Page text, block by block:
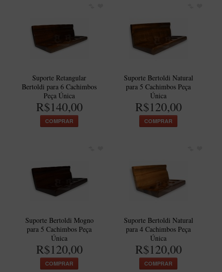
Suporte Retangular
Bertoldi para 6 Cachimbos
Peça Única
R$140,00
COMPRAR
Suporte Bertoldi Natural
para 5 Cachimbos Peça
Única
R$120,00
COMPRAR
Suporte Bertoldi Mogno
para 5 Cachimbos Peça
Única
R$120,00
COMPRAR
Suporte Bertoldi Natural
para 4 Cachimbos Peça
Única
R$120,00
COMPRAR